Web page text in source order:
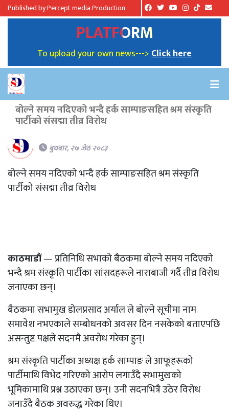
Published by Percept media Production
PLATFORM
To upload your own news--->Click here
बोल्ने समय नदिएको भन्दै हर्क साम्पाङसहित श्रम संस्कृति
पार्टीको संसद्मा तीव्र विरोध
बुधबार, २७ जेठ २०८३
बोल्ने समय नदिएको भन्दै हर्क साम्पाङसहित श्रम संस्कृति
पार्टीको संसद्मा तीव्र विरोध
काठमाडौं— प्रतिनिधि सभाको बैठकमा बोल्ने समय नदिएको
भन्दै श्रम संस्कृति पार्टीका सांसदहरूले नाराबाजी गर्दै तीव्र विरोध
जनाएका छन्।
बैठकमा सभामुख डोलप्रसाद अर्याल ले बोल्ने सूचीमा नाम
समावेश नभएकाले सम्बोधनको अवसर दिन नसकेको बताएपछि
असन्तुष्ट पक्षले सदनमै अवरोध गरेका हुन्।
श्रम संस्कृति पार्टीका अध्यक्ष हर्क साम्पाङ ले आफूहरूको
पार्टीमाथि विभेद गरिएको आरोप लगाउँदै सभामुखको
भूमिकामाथि प्रश्न उठाएका छन्। उनी सदनभित्रै उठेर विरोध
जनाउँदै बैठक अवरुद्ध गरेका थिए।